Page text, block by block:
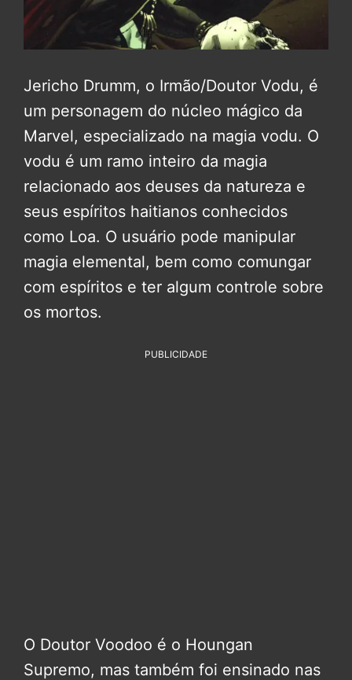
Jericho Drumm, o Irmão/Doutor Vodu, é
um personagem do núcleo mágico da
Marvel, especializado na magia vodu. O
vodu é um ramo inteiro da magia
relacionado aos deuses da natureza e
seus espíritos haitianos conhecidos
como Loa. O usuário pode manipular
magia elemental, bem como comungar
com espíritos e ter algum controle sobre
os mortos.
PUBLICIDADE
O Doutor Voodoo é o Houngan
Supremo, mas também foi ensinado nas